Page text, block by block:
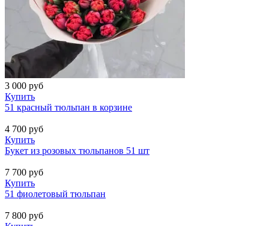
3 000 руб
Купить
51 красный тюльпан в корзине
4 700 руб
Купить
Букет из розовых тюльпанов 51 шт
7 700 руб
Купить
51 фиолетовый тюльпан
7 800 руб